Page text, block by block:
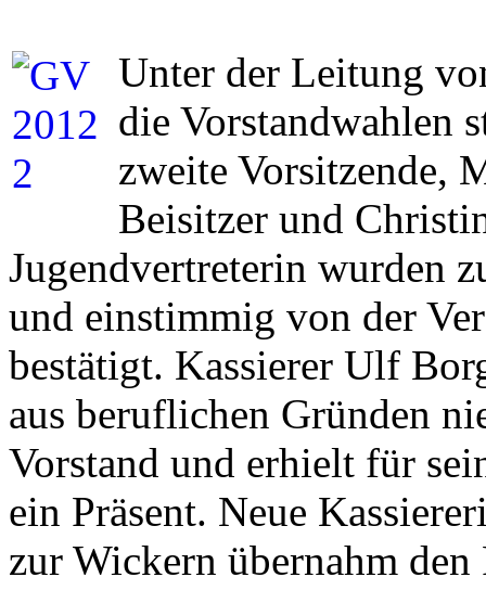
Unter der Leitung
die Vorstandwahlen
zweite Vorsitzende,
Beisitzer und
Jugendvertreterin wurden
und einstimmig von der
bestätigt. Kassierer Ulf
aus beruflichen Gründen
Vorstand und erhielt für
ein Präsent. Neue
zur Wickern übernahm den